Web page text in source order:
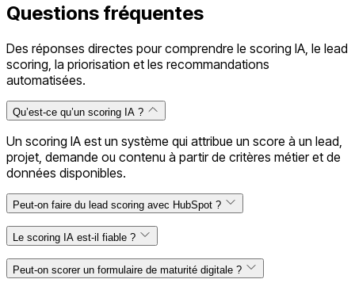
Questions fréquentes
Des réponses directes pour comprendre le scoring IA, le lead
scoring, la priorisation et les recommandations
automatisées.
Qu’est-ce qu’un scoring IA ?
Un scoring IA est un système qui attribue un score à un lead,
projet, demande ou contenu à partir de critères métier et de
données disponibles.
Peut-on faire du lead scoring avec HubSpot ?
Le scoring IA est-il fiable ?
Peut-on scorer un formulaire de maturité digitale ?